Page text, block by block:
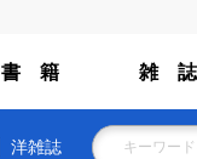
書 籍 雑 誌
洋雑誌